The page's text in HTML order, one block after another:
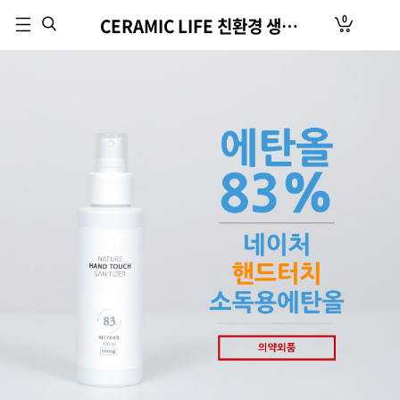
0
CERAMIC LIFE 친환경 생활용품